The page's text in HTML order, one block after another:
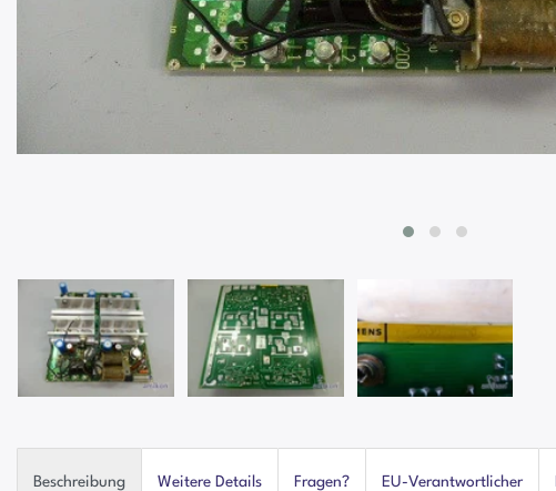
Beschreibung Weitere Details Fragen? EU-Verantwortlicher